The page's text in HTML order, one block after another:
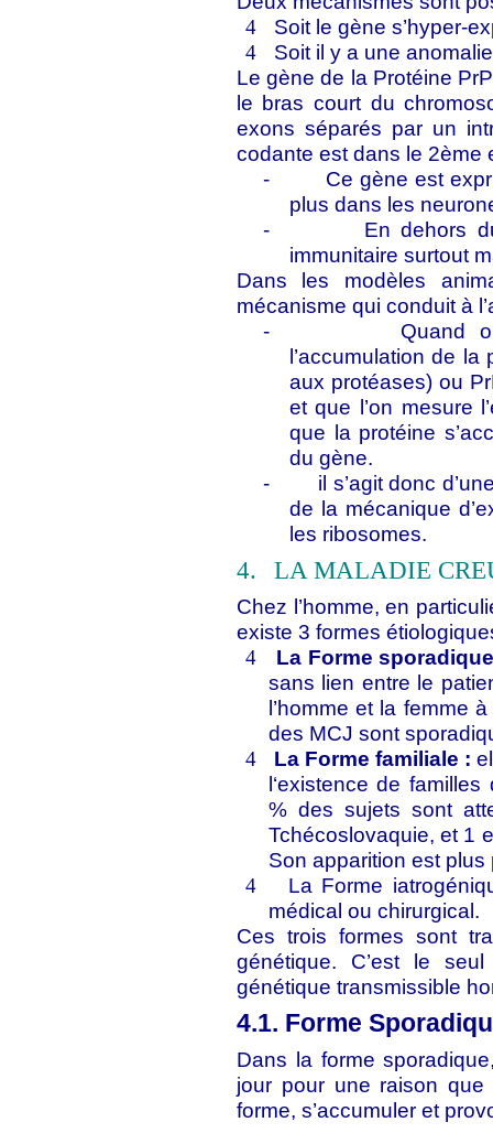
4 Soit le gène s’hyper-
4
Soit il y a une
Le gène de la Protéine
le bras court du
exons séparés par un
codante est dans le 2ème
-
Ce gène est
plus dans les
-
En dehors
immunitaire surtout
Dans les modèles
mécanisme qui conduit à
-
Quand
l’accumulation de la
aux protéases) ou
et que l’on mesure
que la protéine
du gène.
-
il s’agit donc
de la mécanique
les ribosomes.
4. LA MALADIE
Chez l’homme, en
existe 3 formes
4
La Forme
sans lien entre le
l’homme et la femme
des MCJ sont
4 La Forme familiale :
l‘existence de
% des sujets sont
Tchécoslovaquie, et 1
Son apparition est
4
La Forme
médical ou chirurgical.
Ces trois formes sont
génétique. C’est le
génétique transmissible
4.1. Forme
Dans la forme
jour pour une raison
forme, s’accumuler et